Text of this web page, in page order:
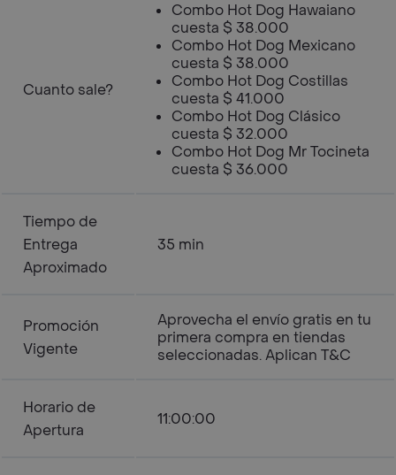
Cuanto sale?
Combo Hot Dog Hawaiano
cuesta $ 38.000
Combo Hot Dog Mexicano
cuesta $ 38.000
Combo Hot Dog Costillas
cuesta $ 41.000
Combo Hot Dog Clásico
cuesta $ 32.000
Combo Hot Dog Mr Tocineta
cuesta $ 36.000
Tiempo de
Entrega
Aproximado
35 min
Promoción
Vigente
Aprovecha el envío gratis en tu
primera compra en tiendas
seleccionadas. Aplican T&C
Horario de
Apertura
11:00:00